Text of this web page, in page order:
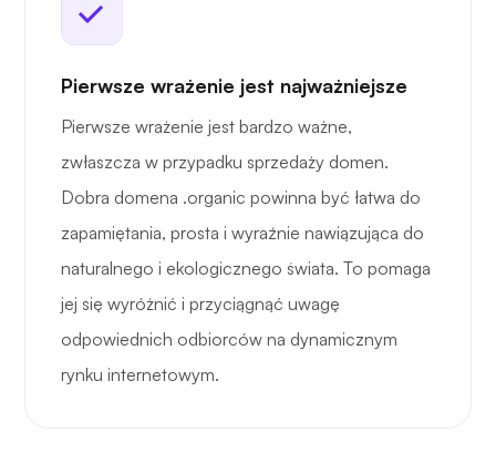
Pierwsze wrażenie jest najważniejsze
Pierwsze wrażenie jest bardzo ważne,
zwłaszcza w przypadku sprzedaży domen.
Dobra domena .organic powinna być łatwa do
zapamiętania, prosta i wyraźnie nawiązująca do
naturalnego i ekologicznego świata. To pomaga
jej się wyróżnić i przyciągnąć uwagę
odpowiednich odbiorców na dynamicznym
rynku internetowym.